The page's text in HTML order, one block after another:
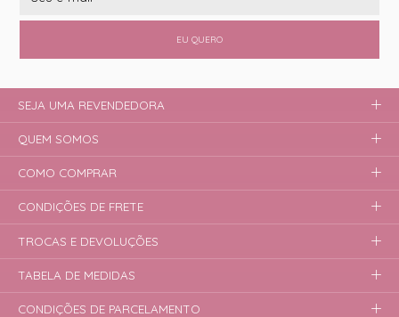
EU QUERO
SEJA UMA REVENDEDORA
QUEM SOMOS
COMO COMPRAR
CONDIÇÕES DE FRETE
TROCAS E DEVOLUÇÕES
TABELA DE MEDIDAS
CONDIÇÕES DE PARCELAMENTO